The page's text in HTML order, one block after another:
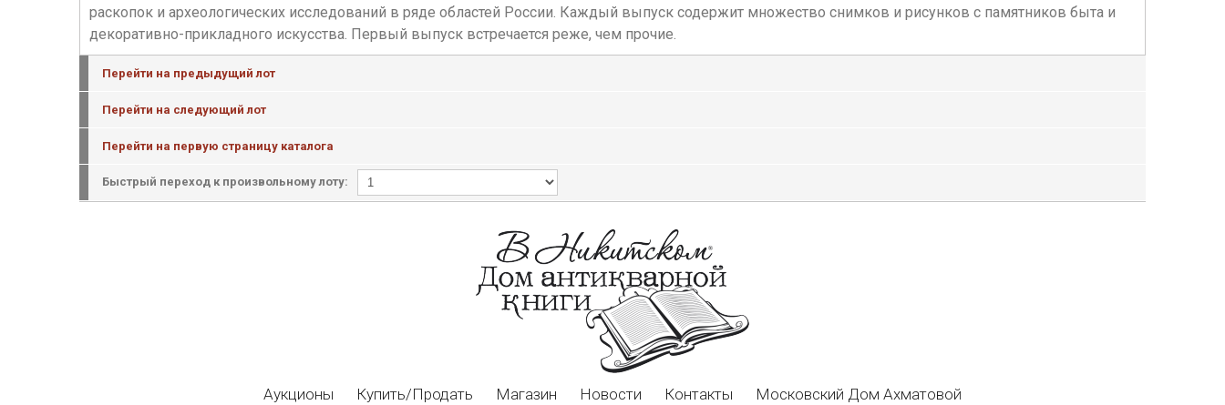
раскопок и археологических исследований в ряде областей России. Каждый выпуск содержит множество снимков и рисунков с памятников быта и
декоративно-прикладного искусства. Первый выпуск встречается реже, чем прочие.
Перейти на предыдущий лот
Перейти на следующий лот
Перейти на первую страницу каталога
Быстрый переход к произвольному лоту:
Аукционы Купить/Продать Магазин Новости Контакты Московский Дом Ахматовой